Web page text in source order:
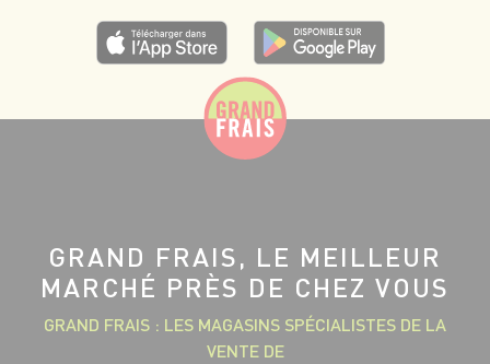
GRAND FRAIS, LE MEILLEUR
MARCHÉ PRÈS DE CHEZ VOUS
GRAND FRAIS : LES MAGASINS SPÉCIALISTES DE LA
VENTE DE